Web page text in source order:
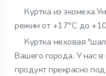
Куртка из
режим от +17°C до
Куртка меховая
Вашего города. У нас
продукт прекрасно